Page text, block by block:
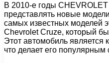
В 2010-е годы
представлять новые
самых известных моделей
Chevrolet Cruze, который
Этот автомобиль
что делает его